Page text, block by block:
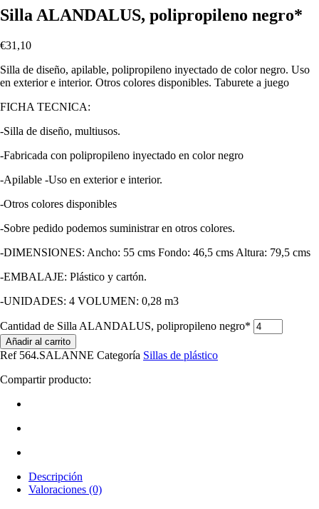
Silla ALANDALUS, polipropileno negro*
€31,10
Silla de diseño, apilable, polipropileno inyectado de color negro. Uso
en exterior e interior. Otros colores disponibles. Taburete a juego
FICHA TECNICA:
-Silla de diseño, multiusos.
-Fabricada con polipropileno inyectado en color negro
-Apilable -Uso en exterior e interior.
-Otros colores disponibles
-Sobre pedido podemos suministrar en otros colores.
-DIMENSIONES: Ancho: 55 cms Fondo: 46,5 cms Altura: 79,5 cms
-EMBALAJE: Plástico y cartón.
-UNIDADES: 4 VOLUMEN: 0,28 m3
Cantidad de Silla ALANDALUS, polipropileno negro*
Añadir al carrito
Ref 564.SALANNE Categoría Sillas de plástico
Compartir producto:
Descripción
Valoraciones (0)